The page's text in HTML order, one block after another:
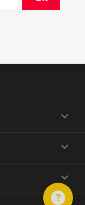


